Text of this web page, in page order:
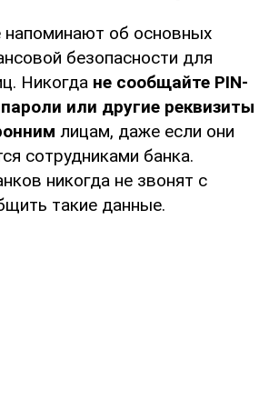
напоминают об основных
безопасности для
Никогда не сообщайте PIN-
или другие реквизиты
лицам, даже если они
сотрудниками банка.
никогда не звонят с
такие данные.